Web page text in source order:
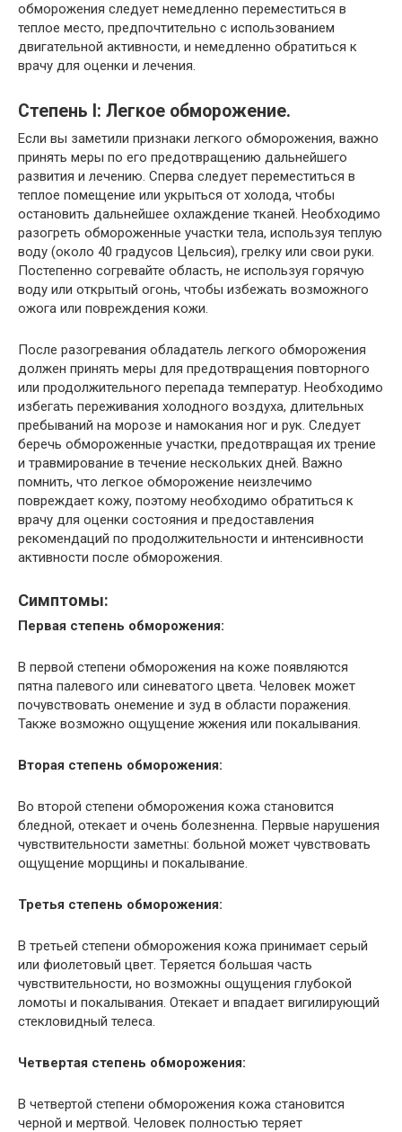
обморожения следует немедленно переместиться в
теплое место, предпочтительно с использованием
двигательной активности, и немедленно обратиться к
врачу для оценки и лечения.
Степень I: Легкое обморожение.
Если вы заметили признаки легкого обморожения, важно
принять меры по его предотвращению дальнейшего
развития и лечению. Сперва следует переместиться в
теплое помещение или укрыться от холода, чтобы
остановить дальнейшее охлаждение тканей. Необходимо
разогреть обмороженные участки тела, используя теплую
воду (около 40 градусов Цельсия), грелку или свои руки.
Постепенно согревайте область, не используя горячую
воду или открытый огонь, чтобы избежать возможного
ожога или повреждения кожи.
После разогревания обладатель легкого обморожения
должен принять меры для предотвращения повторного
или продолжительного перепада температур. Необходимо
избегать переживания холодного воздуха, длительных
пребываний на морозе и намокания ног и рук. Следует
беречь обмороженные участки, предотвращая их трение
и травмирование в течение нескольких дней. Важно
помнить, что легкое обморожение неизлечимо
повреждает кожу, поэтому необходимо обратиться к
врачу для оценки состояния и предоставления
рекомендаций по продолжительности и интенсивности
активности после обморожения.
Симптомы:
Первая степень обморожения:
В первой степени обморожения на коже появляются
пятна палевого или синеватого цвета. Человек может
почувствовать онемение и зуд в области поражения.
Также возможно ощущение жжения или покалывания.
Вторая степень обморожения:
Во второй степени обморожения кожа становится
бледной, отекает и очень болезненна. Первые нарушения
чувствительности заметны: больной может чувствовать
ощущение морщины и покалывание.
Третья степень обморожения:
В третьей степени обморожения кожа принимает серый
или фиолетовый цвет. Теряется большая часть
чувствительности, но возможны ощущения глубокой
ломоты и покалывания. Отекает и впадает вигилирующий
стекловидный телеса.
Четвертая степень обморожения:
В четвертой степени обморожения кожа становится
черной и мертвой. Человек полностью теряет